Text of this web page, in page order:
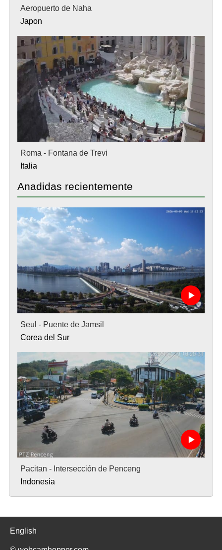
Aeropuerto de Naha
Japon
Roma - Fontana de Trevi
Italia
Anadidas recientemente
Seul - Puente de Jamsil
Corea del Sur
Pacitan - Intersección de Penceng
Indonesia
English